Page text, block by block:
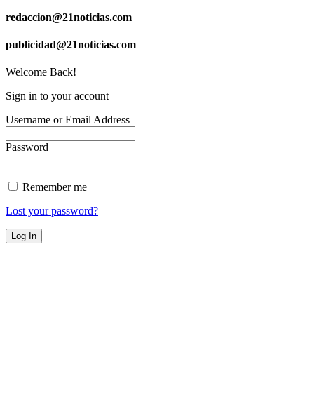
redaccion@21noticias.com
publicidad@21noticias.com
Welcome Back!
Sign in to your account
Username or Email Address
Password
Remember me
Lost your password?